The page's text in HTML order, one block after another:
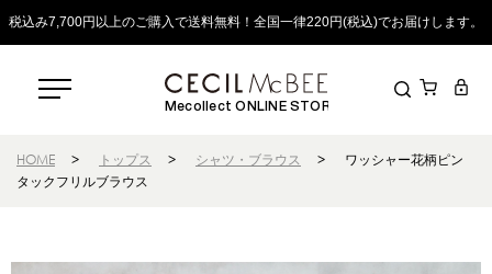
税込み7,700円以上のご購入で送料無料！全国一律220円(税込)でお届けします。
Mecollect ONLINE STORE
HOME > トップス > シャツ・ブラウス >
ワッシャー花柄ピン
タックフリルブラウス